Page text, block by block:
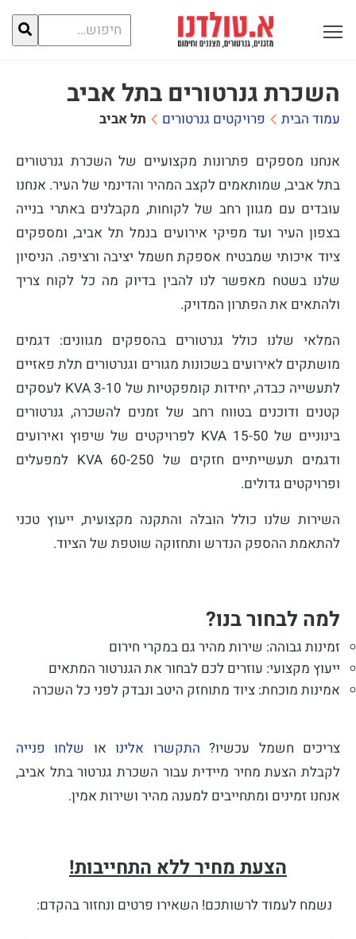
חיפוש
עבור:
פתח תפריט ראשי לתצוגה
השכרת גנרטורים בתל אביב
עמוד הבית פרויקטים גנרטורים תל אביב
אנחנו מספקים פתרונות מקצועיים של השכרת גנרטורים
בתל אביב, שמותאמים לקצב המהיר והדינמי של העיר. אנחנו
עובדים עם מגוון רחב של לקוחות, מקבלנים באתרי בנייה
בצפון העיר ועד מפיקי אירועים בנמל תל אביב, ומספקים
ציוד איכותי שמבטיח אספקת חשמל יציבה ורציפה. הניסיון
שלנו בשטח מאפשר לנו להבין בדיוק מה כל לקוח צריך
ולהתאים את הפתרון המדויק.
המלאי שלנו כולל גנרטורים בהספקים מגוונים: דגמים
מושתקים לאירועים בשכונות מגורים וגנרטורים תלת פאזיים
לתעשייה כבדה, יחידות קומפקטיות של 3-10 KVA לעסקים
קטנים ודוכנים בטווח רחב של זמנים להשכרה, גנרטורים
בינוניים של 15-50 KVA לפרויקטים של שיפוץ ואירועים
ודגמים תעשייתיים חזקים של 60-250 KVA למפעלים
ופרויקטים גדולים.
השירות שלנו כולל הובלה והתקנה מקצועית, ייעוץ טכני
להתאמת ההספק הנדרש ותחזוקה שוטפת של הציוד.
למה לבחור בנו?
זמינות גבוהה: שירות מהיר גם במקרי חירום
ייעוץ מקצועי: עוזרים לכם לבחור את הגנרטור המתאים
אמינות מוכחת: ציוד מתוחזק היטב ונבדק לפני כל השכרה
צריכים חשמל עכשיו? התקשרו אלינואו שלחו פנייה
לקבלת הצעת מחיר מיידית עבור השכרת גנרטור בתל אביב,
אנחנו זמינים ומתחייבים למענה מהיר ושירות אמין.
הצעת מחיר ללא התחייבות!
נשמח לעמוד לרשותכם! השאירו פרטים ונחזור בהקדם: